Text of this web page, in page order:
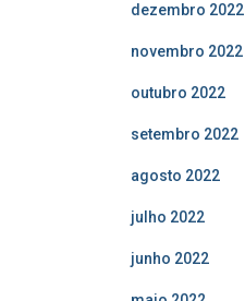
dezembro 2022
novembro 2022
outubro 2022
setembro 2022
agosto 2022
julho 2022
junho 2022